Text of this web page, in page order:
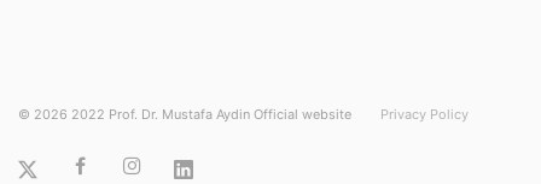
© 2026 2022 Prof. Dr. Mustafa Aydin Official website Privacy Policy